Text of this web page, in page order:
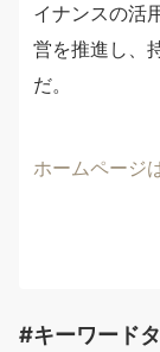
イナンスの活
営を推進し、
だ。
ホームページ
#キーワード